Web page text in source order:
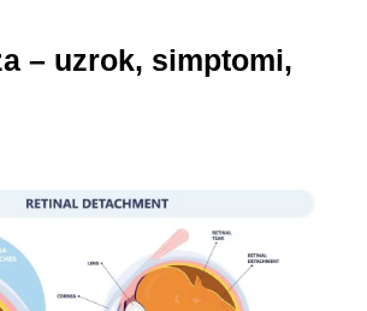
– uzrok, simptomi,